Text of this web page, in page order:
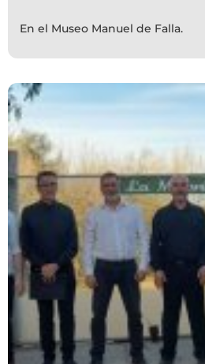
En el Museo Manuel de Falla.